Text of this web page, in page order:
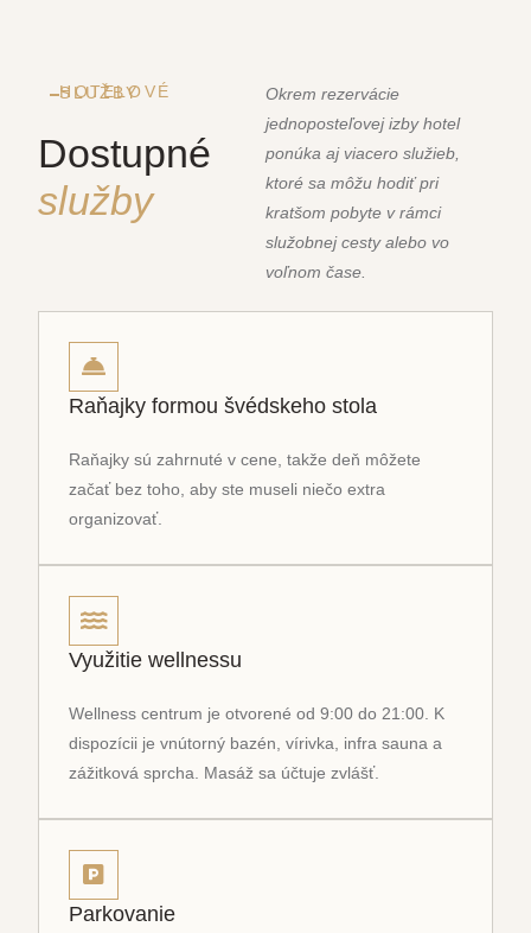
HOTELOVÉ SLUŽBY
Dostupné
služby
Okrem rezervácie
jednoposteľovej izby hotel
ponúka aj viacero služieb,
ktoré sa môžu hodiť pri
kratšom pobyte v rámci
služobnej cesty alebo vo
voľnom čase.
Raňajky formou švédskeho stola
Raňajky sú zahrnuté v cene, takže deň môžete
začať bez toho, aby ste museli niečo extra
organizovať.
Využitie wellnessu
Wellness centrum je otvorené od 9:00 do 21:00. K
dispozícii je vnútorný bazén, vírivka, infra sauna a
zážitková sprcha. Masáž sa účtuje zvlášť.
Parkovanie